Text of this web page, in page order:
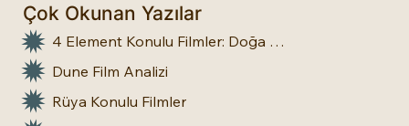
Çok Okunan Yazılar
4 Element Konulu Filmler: Doğa Üstü Güçler
Dune Film Analizi
Rüya Konulu Filmler